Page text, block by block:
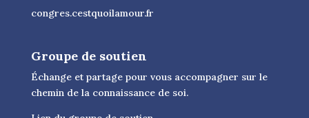
congres.cestquoilamour.fr
Groupe de soutien
Échange et partage pour vous accompagner sur le
chemin de la connaissance de soi.